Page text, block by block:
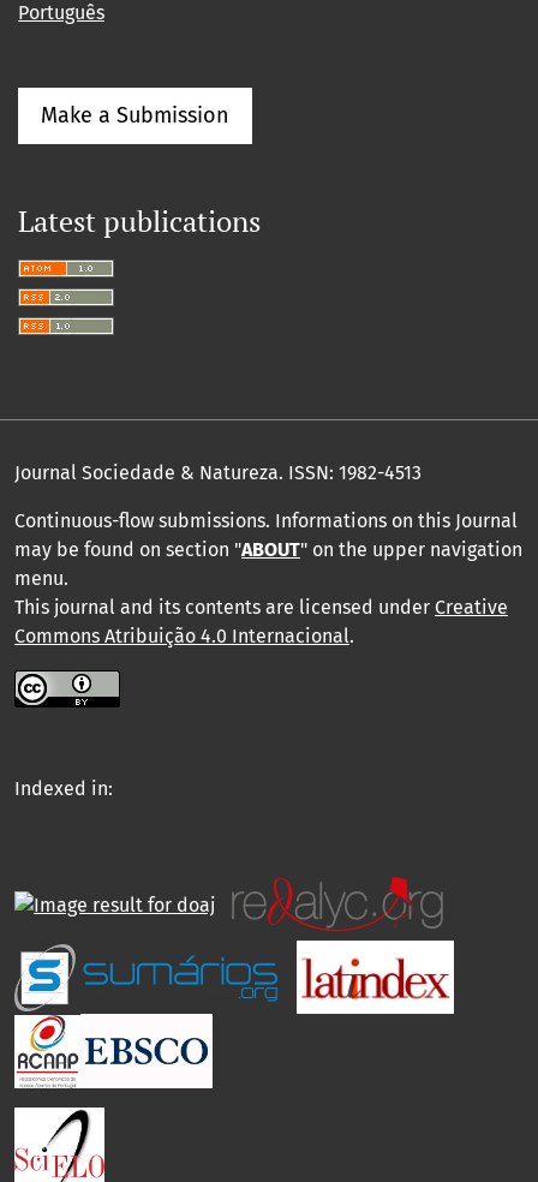
Português
Make a Submission
Latest publications
Journal Sociedade & Natureza. ISSN: 1982-4513
Continuous-flow submissions. Informations on this Journal
may be found on section "ABOUT" on the upper navigation
menu.
This journal and its contents are licensed under Creative
Commons Atribuição 4.0 Internacional.
Indexed in: